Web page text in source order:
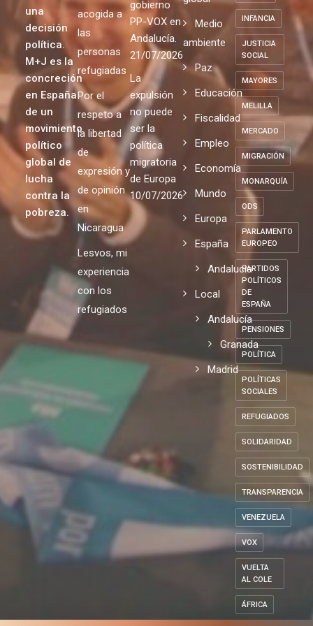
una
decisión
política.
M+J es la
concreción
en España
de un
movimiento
político
global de
lucha
contra la
pobreza.
acogida a
las
personas
refugiadas
Por el
respeto a
la libertad
de
expresión y
de opinión
en
Nicaragua
Lesvos, mi
experiencia
con los
refugiados
gobierno
PP-VOX en
Andalucía.
21/07/2026
La
expulsión
no puede
ser la
política
migratoria
de Europa
10/07/2026
Medio
ambiente
Paz
Educación
Fiscalidad
Empleo
Economía
Mundo
Europa
España
Andalucia
Local
Andalucía
Granada
Madrid
INFANCIA
JUSTICIA
SOCIAL
MAYORES
MELILLA
MERCADO
MIGRACIÓN
MONARQUÍA
ODS
PARLAMENTO
EUROPEO
PARTIDOS
POLÍTICOS
DE
ESPAÑA
PENSIONES
POLÍTICA
POLÍTICAS
SOCIALES
REFUGIADOS
SOLIDARIDAD
SOSTENIBILIDAD
TRANSPARENCIA
VENEZUELA
VOX
VUELTA
AL COLE
ÁFRICA